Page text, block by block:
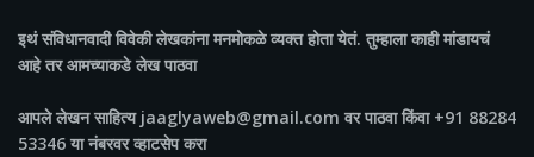
इथं संविधानवादी विवेकी लेखकांना मनमोकळे व्यक्त होता येतं. तुम्हाला काही मांडायचं
आहे तर आमच्याकडे लेख पाठवा
आपले लेखन साहित्य jaaglyaweb@gmail.com वर पाठवा किंवा +91 88284
53346 या नंबरवर व्हाटसेप करा